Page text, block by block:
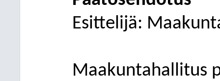
Esittelijä:
Maakuntahallitus